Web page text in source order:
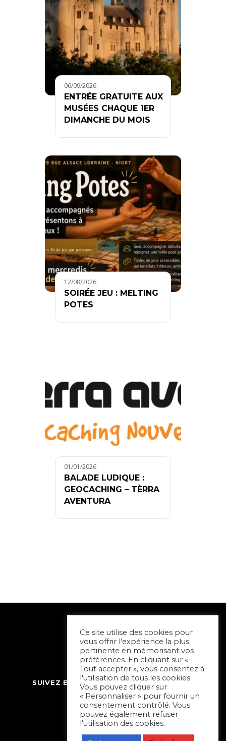
06/09/2026
ENTRÉE GRATUITE AUX
MUSÉES CHAQUE 1ER
DIMANCHE DU MOIS
12/08/2026
SOIRÉE JEU : MELTING
POTES
01/01/2026
BALADE LUDIQUE :
GEOCACHING – TÈRRA
AVENTURA
SUIVEZ ET CONTACTEZ SORTIR À NIORT
Ce site utilise des cookies pour
vous offrir l'expérience la plus
pertinente en mémorisant vos
préférences. En cliquant sur «
Tout accepter », vous consentez à
l'utilisation de tous les cookies.
Vous pouvez cliquer sur
« Personnaliser » pour fournir un
consentement contrôlé. Vous
pouvez également refuser
l'utilisation des cookies.